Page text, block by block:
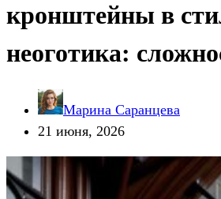
кронштейны в
неоготика:
Марина Саранцева
21 июня, 2026